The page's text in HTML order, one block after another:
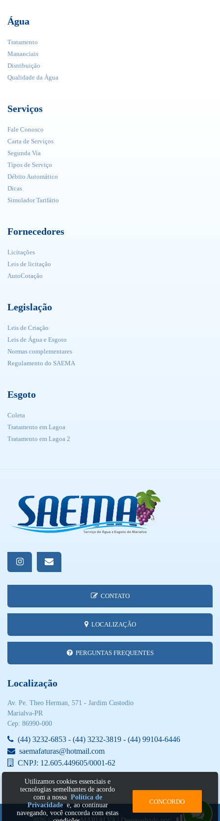
Água
Tratamento
Mananciais
Distribuição
Qualidade da Água
Serviços
Fale Conosco
Carta de Serviços
Segunda Via
Tipos de Serviço
Débito Automático
Dicas
Simulador Tarifário
Fornecedores
Licitações
Leis de licitação
AutoCotação
Legislação
Leis de Criação
Leis de Água e Esgoto
Normas complementares
Regulamento do SAEMA
Esgoto
Coleta
Tratamento em Lagoa
Tratamento em Lagoa 2
CONTATO
LOCALIZAÇÃO
PERGUNTAS FREQUENTES
Localização
Av. Pe. Theo Herman, 571 - Jardim Custodio
Marialva-PR
Cep: 86990-000
(44) 3232-6853 - (44) 3232-3819 - (44) 99104-6446
saemafaturas@hotmail.com
CNPJ: 12.605.449605/0001-62
Utilizamos cookies essenciais e
tecnologias semelhantes de acordo
com a nossa Política de
Privacidadee, ao continuar
navegando, você concorda com estas
CONCORDO